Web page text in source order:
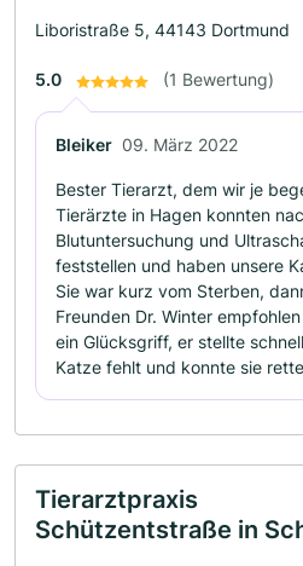
Liboristraße 5, 44143 Dortmund
5.0 (1 Bewertung)
Bleiker 09. März 2022
Bester Tierarzt, dem wir je
Tierärzte in Hagen konnten
Blutuntersuchung und
feststellen und haben unsere
Sie war kurz vom Sterben,
Freunden Dr. Winter
ein Glücksgriff, er stellte
Katze fehlt und konnte sie
Tierarztpraxis
Schützentstraße in